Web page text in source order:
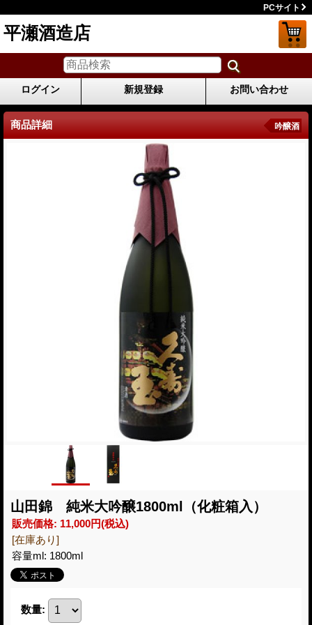
PCサイト
平瀬酒造店
ログイン 新規登録 お問い合わせ
商品詳細 吟醸酒
山田錦 純米大吟醸1800ml（化粧箱入）
販売価格: 11,000円(税込)
[在庫あり]
容量ml: 1800ml
数量: